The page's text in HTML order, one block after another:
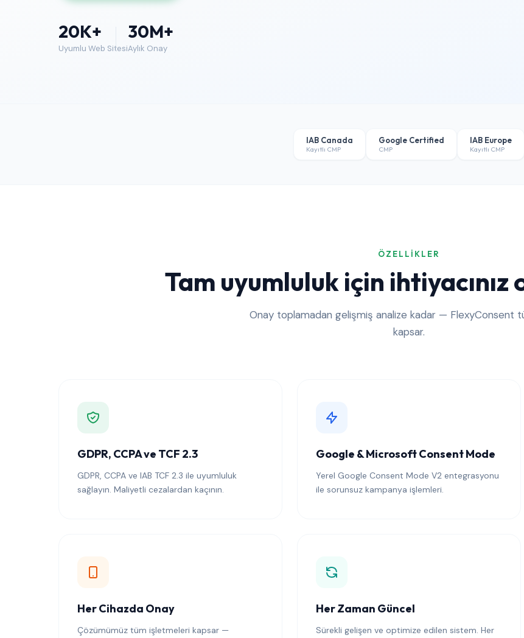
20K+
Uyumlu Web Sitesi
30M+
Aylık Onay
IAB Canada
Kayıtlı CMP
Google Certified
CMP
IAB Europe
Kayıtlı CMP
ÖZELLIKLER
Tam uyumluluk için ihtiyacınız
Onay toplamadan gelişmiş analize kadar — FlexyConsent
kapsar.
GDPR, CCPA ve TCF 2.3
GDPR, CCPA ve IAB TCF 2.3 ile uyumluluk
sağlayın. Maliyetli cezalardan kaçının.
Google & Microsoft Consent Mode
Yerel Google Consent Mode V2 entegrasyonu
ile sorunsuz kampanya işlemleri.
Her Cihazda Onay
Çözümümüz tüm işletmeleri kapsar —
Her Zaman Güncel
Sürekli gelişen ve optimize edilen sistem. Her